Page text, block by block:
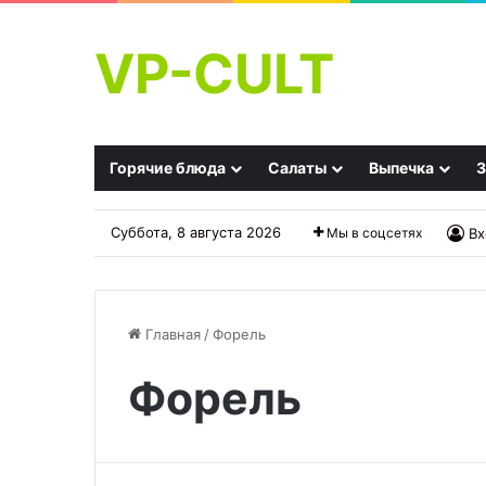
VP-CULT
Горячие блюда Салаты Выпечка
Суббота, 8 августа 2026 Мы в соцсетях
Главная /Форель
Форель
с